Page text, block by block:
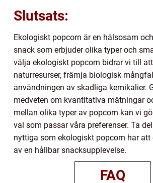
Slutsats:
Ekologiskt popcorn är en hälsosam
snack som erbjuder olika typer och
välja ekologiskt popcorn bidrar vi till
naturresurser, främja biologisk
användningen av skadliga kemikalier.
medveten om kvantitativa mätningar
mellan olika typer av popcorn kan vi
val som passar våra preferenser. Ta
nyttiga som ekologiskt popcorn har
av en hållbar snacksupplevelse.
FAQ